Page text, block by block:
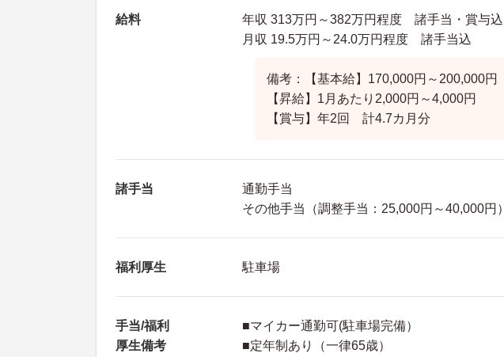
給料
年収 313万円～382万円程度 諸手当・賞与込
月収 19.5万円～24.0万円程度 諸手当込
備考：【基本給】170,000円～200,000円
【昇給】1月あたり2,000円～4,000円
【賞与】年2回 計4.7カ月分
諸手当
通勤手当
その他手当（調整手当：25,000円～40,000円）
福利厚生 駐車場
手当/福利
厚生備考
■マイカー通勤可(駐車場完備）
■定年制あり（一律65歳）